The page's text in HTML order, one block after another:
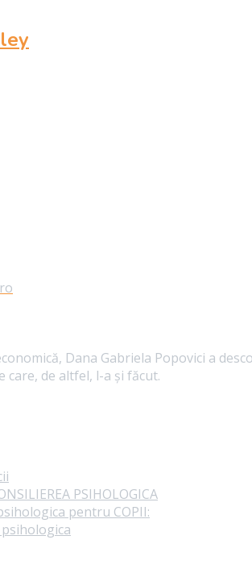
Dana Gabriela Popovici a
care, de altfel, l-a și făcut.
PSIHOLOGICA
pentru COPII: